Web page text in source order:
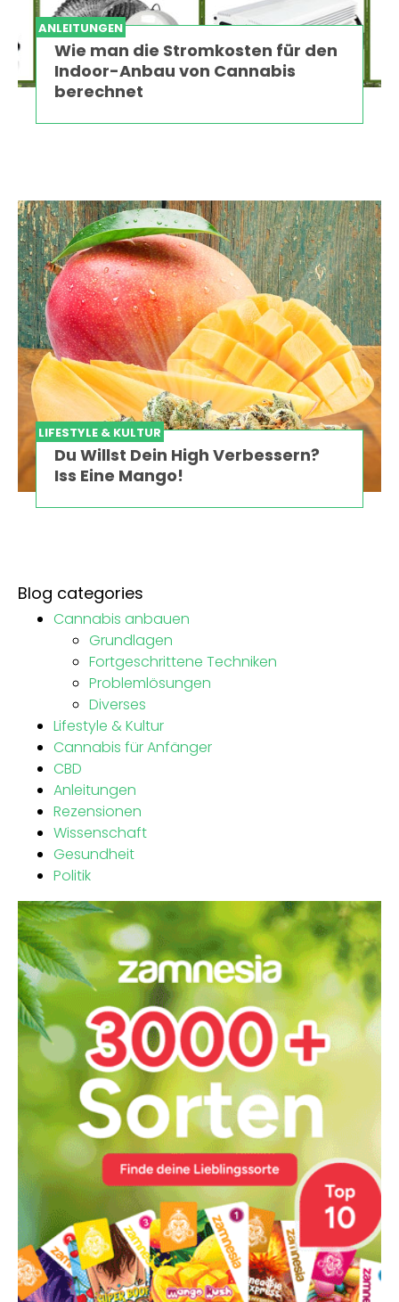
ANLEITUNGEN
Wie man die Stromkosten für den
Indoor-Anbau von Cannabis
berechnet
LIFESTYLE & KULTUR
Du Willst Dein High Verbessern?
Iss Eine Mango!
Blog categories
Cannabis anbauen
Grundlagen
Fortgeschrittene Techniken
Problemlösungen
Diverses
Lifestyle & Kultur
Cannabis für Anfänger
CBD
Anleitungen
Rezensionen
Wissenschaft
Gesundheit
Politik